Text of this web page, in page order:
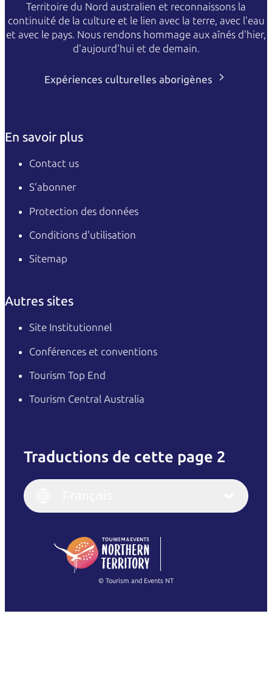
Territoire du Nord australien et reconnaissons la
continuité de la culture et le lien avec la terre, avec l'eau
et avec le pays. Nous rendons hommage aux aînés d'hier,
d'aujourd'hui et de demain.
Expériences culturelles aborigènes
En savoir plus
Contact us
S’abonner
Protection des données
Conditions d'utilisation
Sitemap
Autres sites
Site Institutionnel
Conférences et conventions
Tourism Top End
Tourism Central Australia
Traductions de cette page 2
English
(Singapore)
Italiano
繁體中文
© Tourism and Events NT